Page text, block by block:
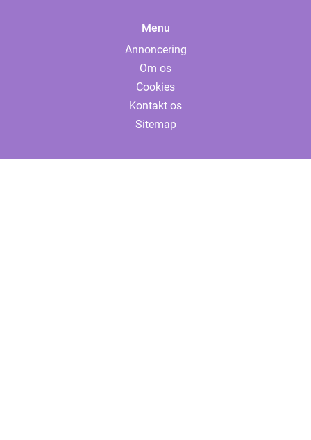
Menu
Annoncering
Om os
Cookies
Kontakt os
Sitemap